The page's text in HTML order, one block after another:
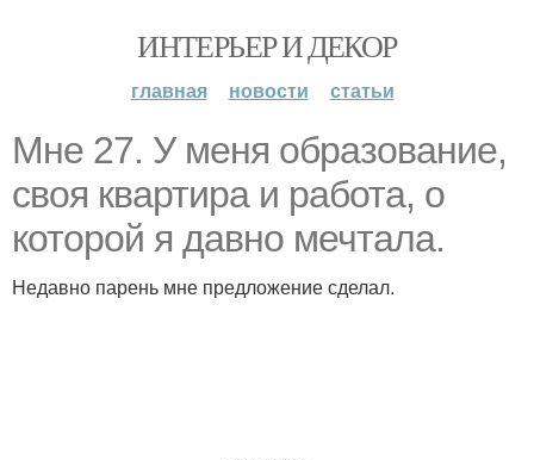
ИНТЕРЬЕР И ДЕКОР
главная новости статьи
Мне 27. У меня образование,
своя квартира и работа, о
которой я давно мечтала.
Недавно парень мне предложение сделал.